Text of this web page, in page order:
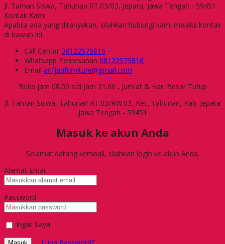
Jl. Taman Siswa, Tahunan RT.03/03, Jepara, Jawa Tengah - 59451
Kontak Kami
Apabila ada yang ditanyakan, silahkan hubungi kami melalui kontak
di bawah ini.
Call Center 08122575816
Whatsapp Pemesanan 08122575816
Email arifjatifurniture@gmail.com
Buka jam 08.00 s/d jam 21.00 , Jum'at & Hari Besar Tutup
Jl. Taman Siswa, Tahunan RT.03/RW.03, Kec. Tahunan, Kab. Jepara
Jawa Tengah - 59451
Masuk ke akun Anda
Selamat datang kembali, silahkan login ke akun Anda.
Alamat Email
Password
Ingat Saya